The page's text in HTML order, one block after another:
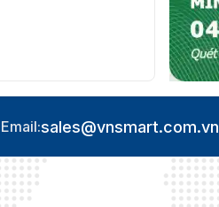
Email:sales@vnsmart.com.vn